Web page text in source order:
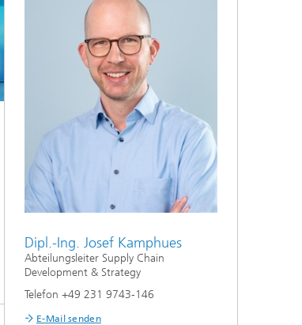
Dipl.-Ing. Josef Kamphues
Abteilungsleiter Supply Chain
Development & Strategy
Telefon +49 231 9743-146
E-Mail senden